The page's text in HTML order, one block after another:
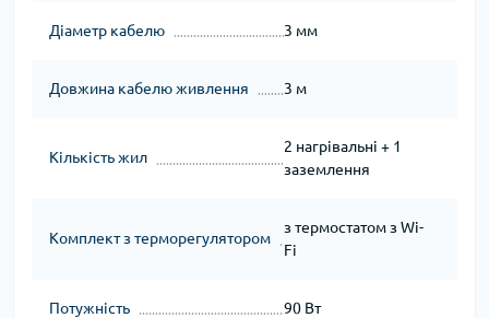
Діаметр кабелю 3 мм
Довжина кабелю живлення 3 м
Кількість жил
2 нагрівальні + 1
заземлення
Комплект з терморегулятором
з термостатом з Wi-
Fi
Потужність 90 Вт